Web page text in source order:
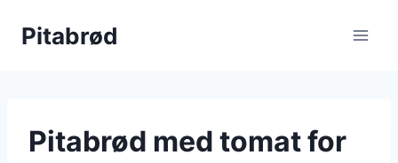
Pitabrød
Pitabrød med tomat for